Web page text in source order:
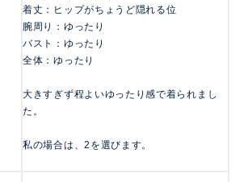
着丈：ヒップがちょうど隠れる位
腕周り：ゆったり
バスト：ゆったり
全体：ゆったり
大きすぎず程よいゆったり感で着られまし
た。
私の場合は、2を選びます。